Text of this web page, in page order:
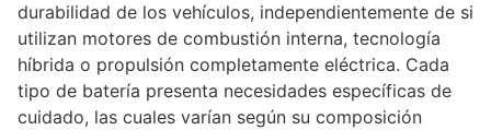
durabilidad de los vehículos, independientemente de si
utilizan motores de combustión interna, tecnología
híbrida o propulsión completamente eléctrica. Cada
tipo de batería presenta necesidades específicas de
cuidado, las cuales varían según su composición